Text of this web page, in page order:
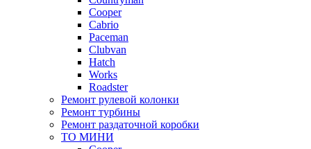
Cooper
Cabrio
Paceman
Clubvan
Hatch
Works
Roadster
Ремонт рулевой колонки
Ремонт турбины
Ремонт раздаточной коробки
ТО МИНИ